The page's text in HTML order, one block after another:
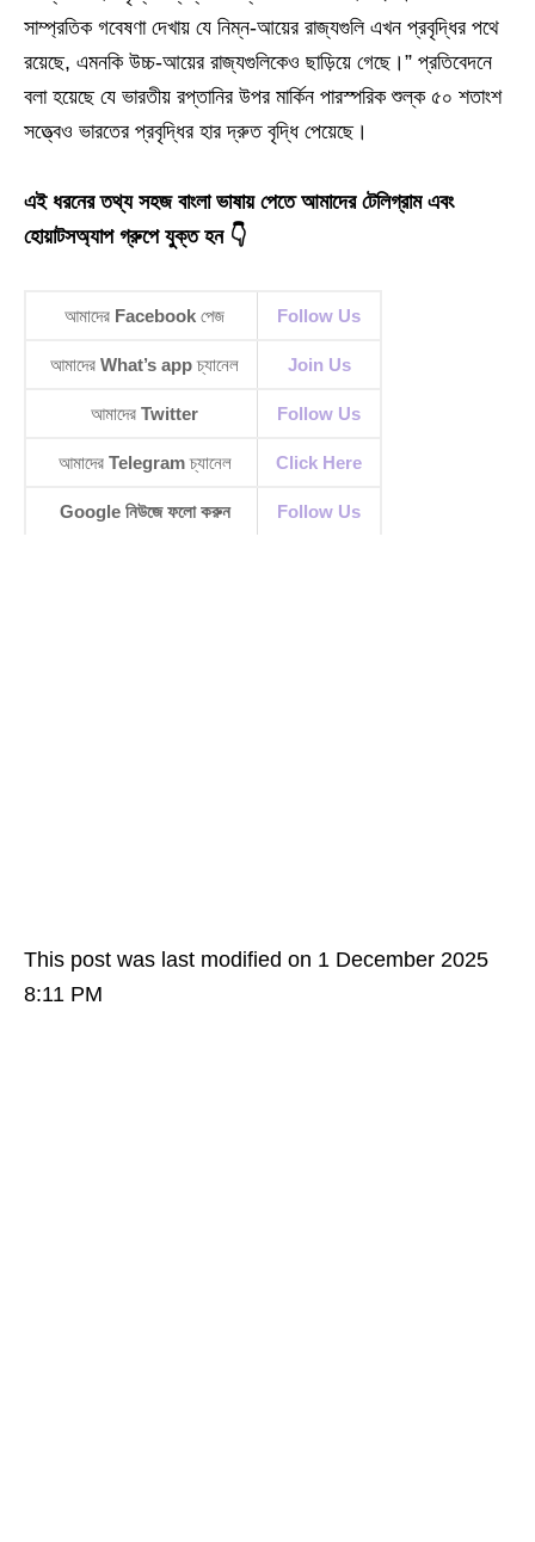
সাম্প্রতিক গবেষণা দেখায় যে নিম্ন-আয়ের রাজ্যগুলি এখন প্রবৃদ্ধির পথে
রয়েছে, এমনকি উচ্চ-আয়ের রাজ্যগুলিকেও ছাড়িয়ে গেছে।” প্রতিবেদনে
বলা হয়েছে যে ভারতীয় রপ্তানির উপর মার্কিন পারস্পরিক শুল্ক ৫০ শতাংশ
সত্ত্বেও ভারতের প্রবৃদ্ধির হার দ্রুত বৃদ্ধি পেয়েছে।
এই ধরনের তথ্য সহজ বাংলা ভাষায় পেতে আমাদের টেলিগ্রাম এবং
হোয়াটসঅ্যাপ গ্রুপে যুক্ত হন 👇
আমাদের Facebook পেজ Follow Us
আমাদের What’s appচ্যানেল Join Us
আমাদের Twitter Follow Us
আমাদের Telegramচ্যানেল Click Here
Google নিউজে ফলো করুন Follow Us
This post was last modified on 1 December 2025
8:11 PM